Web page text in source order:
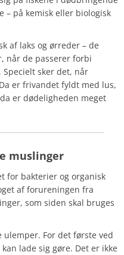
– på kemisk eller biologisk
af laks og ørreder – de
når de passerer forbi
sker det, når
er frivandet fyldt med lus,
er dødeligheden meget
muslinger
for bakterier og organisk
af forureningen fra
som siden skal bruges
For det første ved
lade sig gøre. Det er ikke